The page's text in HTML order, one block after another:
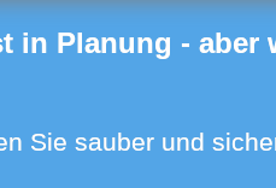
Sie sauber und